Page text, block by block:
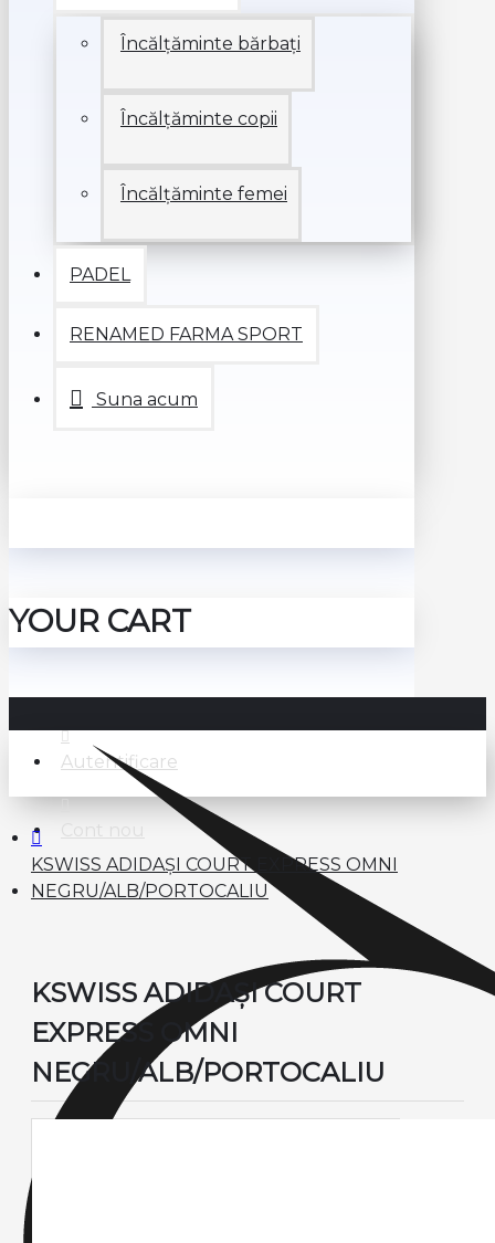
Încălțăminte bărbați
Încălțăminte copii
Încălțăminte femei
PADEL
RENAMED FARMA SPORT
Suna acum
YOUR CART
Autentificare
KSWISS ADIDAȘI COURT EXPRESS OMNI
NEGRU/ALB/PORTOCALIU
KSWISS ADIDAȘI COURT
EXPRESS OMNI
NEGRU/ALB/PORTOCALIU